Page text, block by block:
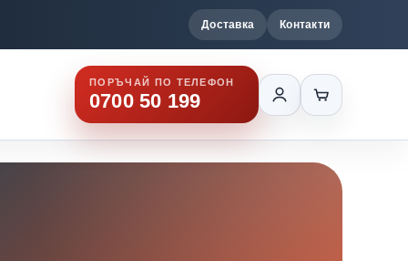
Доставка Контакти
ПОРЪЧАЙ ПО ТЕЛЕФОН
0700 50 199